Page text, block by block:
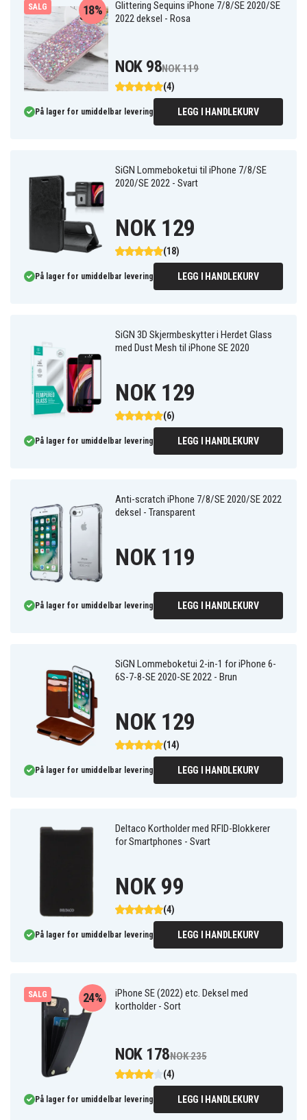
SALG
Glittering Sequins iPhone 7/8/SE 2020/SE
2022 deksel - Rosa
(4)
18%
NOK 98NOK 119
På lager for umiddelbar levering LEGG I HANDLEKURV
SiGN Lommeboketui til iPhone 7/8/SE
2020/SE 2022 - Svart
(18)
NOK 129
På lager for umiddelbar levering LEGG I HANDLEKURV
SiGN 3D Skjermbeskytter i Herdet Glass
med Dust Mesh til iPhone SE 2020
(6)
NOK 129
På lager for umiddelbar levering LEGG I HANDLEKURV
Anti-scratch iPhone 7/8/SE 2020/SE 2022
deksel - Transparent
NOK 119
På lager for umiddelbar levering LEGG I HANDLEKURV
SiGN Lommeboketui 2-in-1 for iPhone 6-
6S-7-8-SE 2020-SE 2022 - Brun
(14)
NOK 129
På lager for umiddelbar levering LEGG I HANDLEKURV
Deltaco Kortholder med RFID-Blokkerer
for Smartphones - Svart
(4)
NOK 99
På lager for umiddelbar levering LEGG I HANDLEKURV
SALG
iPhone SE (2022) etc. Deksel med
kortholder - Sort
(4)
24%
NOK 178NOK 235
På lager for umiddelbar levering LEGG I HANDLEKURV